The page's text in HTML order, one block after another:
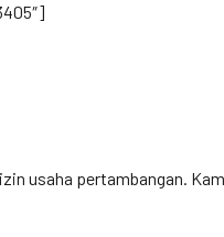
usaha pertambangan.